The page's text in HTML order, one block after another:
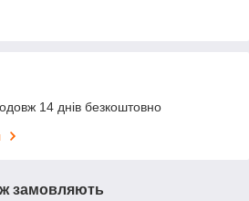
14 днів безкоштовно
замовляють